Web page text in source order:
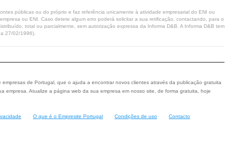
públicas ou do próprio e faz referência unicamente à atividade empresarial do ENI ou
ou ENI. Caso detete algum erro poderá solicitar a sua retificação, contactando, para o
total ou parcialmente, sem autorização expressa da Informa D&B. A Informa D&B tem
27/02/1996).
empresas de Portugal, que o ajuda a encontrar novos clientes através da publicação gratuita
empresa. Atualize a página web da sua empresa em nosso site, de forma gratuita, hoje
O que é o Empresite Portugal Condições de uso Contacto